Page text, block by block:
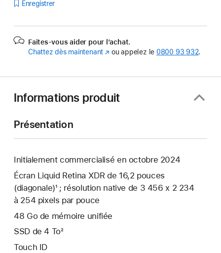
Enregistrer
Faites-vous aider pour l’achat.
Chattez dès maintenant (s’ouvre
ou appelez le 0800 93 932.
Informations produit
Présentation
Initialement commercialisé en octobre 2024
Écran Liquid Retina XDR de 16,2 pouces
(diagonale)¹ ; résolution native de 3 456 x 2 234
à 254 pixels par pouce
48 Go de mémoire unifiée
SSD de 4 To²
Touch ID